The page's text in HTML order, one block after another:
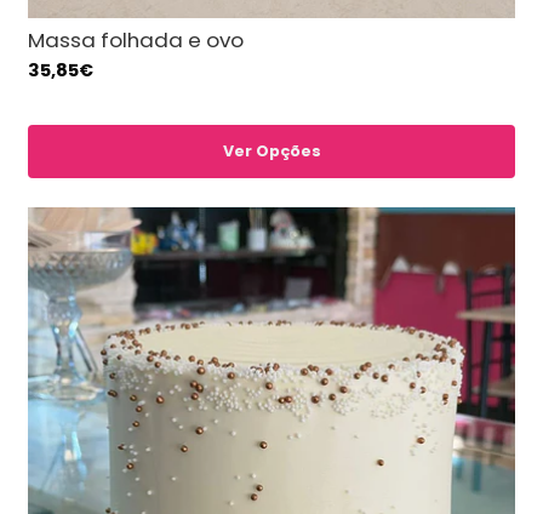
Massa folhada e ovo
35,85€
Ver Opções